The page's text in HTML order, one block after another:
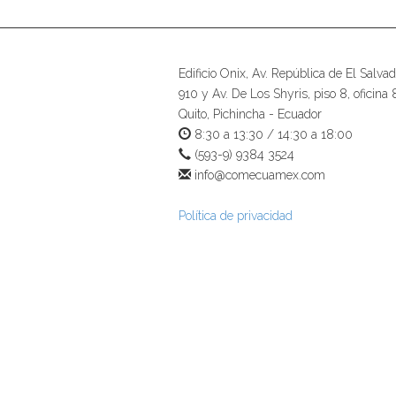
Edificio Onix, Av. República de El
910 y Av. De Los Shyris, piso 8, oficina
Quito, Pichincha - Ecuador
8:30 a 13:30 / 14:30 a 18:00
(593-9) 9384 3524
info@comecuamex.com
Política de privacidad